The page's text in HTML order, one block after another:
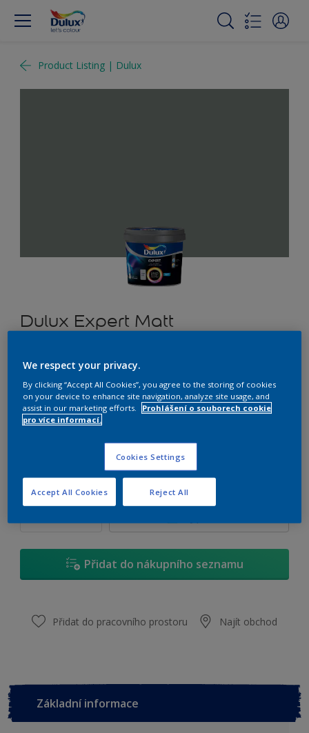
Product Listing | Dulux
Dulux Expert Matt
L8.05.45
Změnit odstín
1 L
2,5 L
5 L
10 L
Množství Kalkulačka pro výpočet barvy
Přidat do nákupního seznamu
Přidat do pracovního prostoru Najít obchod
Základní informace
We respect your privacy.
By clicking “Accept All Cookies”, you agree to the storing of cookies
on your device to enhance site navigation, analyze site usage, and
assist in our marketing efforts.
Prohlášení o souborech cookie
pro více informací.
Cookies Settings
Reject All
Accept All Cookies